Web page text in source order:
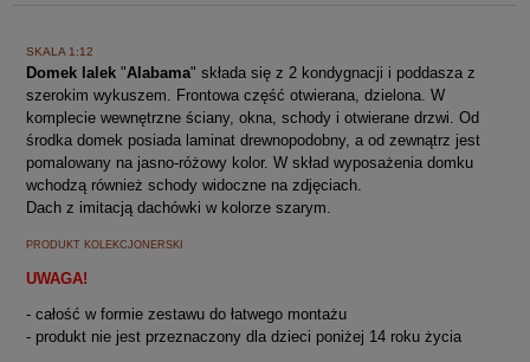
SKALA 1:12
Domek lalek "Alabama" składa się z 2 kondygnacji i poddasza z
szerokim wykuszem. Frontowa część otwierana, dzielona. W
komplecie wewnętrzne ściany, okna, schody i otwierane drzwi. Od
środka domek posiada laminat drewnopodobny, a od zewnątrz jest
pomalowany na jasno-różowy kolor. W skład wyposażenia domku
wchodzą również schody widoczne na zdjęciach.
Dach z imitacją dachówki w kolorze szarym.
PRODUKT KOLEKCJONERSKI
UWAGA!
- całość w formie zestawu do łatwego montażu
- produkt nie jest przeznaczony dla dzieci poniżej 14 roku życia